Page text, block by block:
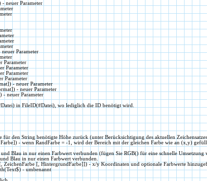
neuer Parameter
Parameter
Parameter
Parameter
Parameter
Parameter
- neuer Parameter
- neuer Parameter
- neuer Parameter
in FileID(#Datei), wo lediglich die ID benötigt wird.
den String benötigte Höhe zurück (unter Berücksichtigung des aktuellen
- wenn RandFarbe = -1, wird der Bereich mit der gleichen Farbe wie an (x,y)
Blau in nur einen Farbwert verbunden (fügen Sie RGB() für eine schnelle Umsetzung
Blau in nur einen Farbwert verbunden.
ZeichenFarbe [, HintergrundFarbe]]) - x/y Koordinaten und optionale Farbwerte
- umbenannt